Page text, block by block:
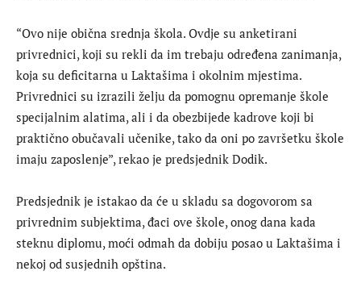
“Ovo nije obična srednja škola. Ovdje su anketirani
privrednici, koji su rekli da im trebaju određena zanimanja,
koja su deficitarna u Laktašima i okolnim mjestima.
Privrednici su izrazili želju da pomognu opremanje škole
specijalnim alatima, ali i da obezbijede kadrove koji bi
praktično obučavali učenike, tako da oni po završetku škole
imaju zaposlenje”, rekao je predsjednik Dodik.
Predsjednik je istakao da će u skladu sa dogovorom sa
privrednim subjektima, đaci ove škole, onog dana kada
steknu diplomu, moći odmah da dobiju posao u Laktašima i
nekoj od susjednih opština.